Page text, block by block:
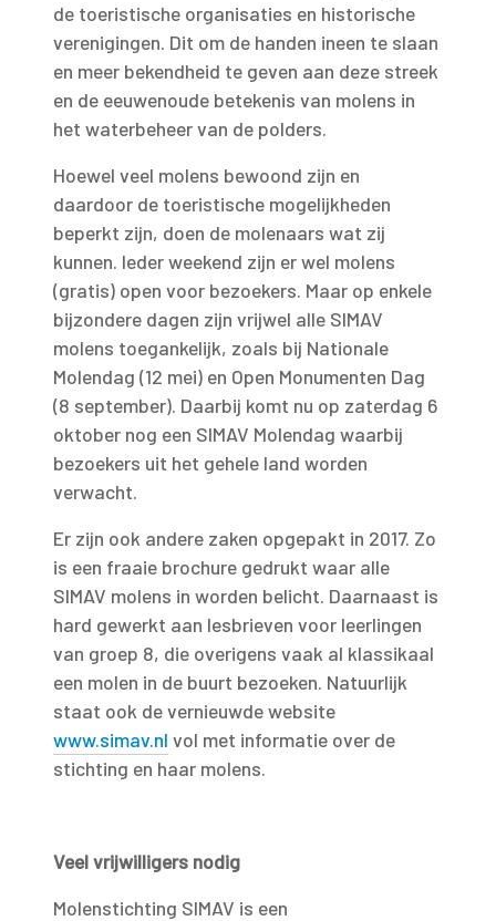
de toeristische organisaties en historische
verenigingen. Dit om de handen ineen te slaan
en meer bekendheid te geven aan deze streek
en de eeuwenoude betekenis van molens in
het waterbeheer van de polders.
Hoewel veel molens bewoond zijn en
daardoor de toeristische mogelijkheden
beperkt zijn, doen de molenaars wat zij
kunnen. Ieder weekend zijn er wel molens
(gratis) open voor bezoekers. Maar op enkele
bijzondere dagen zijn vrijwel alle SIMAV
molens toegankelijk, zoals bij Nationale
Molendag (12 mei) en Open Monumenten Dag
(8 september). Daarbij komt nu op zaterdag 6
oktober nog een SIMAV Molendag waarbij
bezoekers uit het gehele land worden
verwacht.
Er zijn ook andere zaken opgepakt in 2017. Zo
is een fraaie brochure gedrukt waar alle
SIMAV molens in worden belicht. Daarnaast is
hard gewerkt aan lesbrieven voor leerlingen
van groep 8, die overigens vaak al klassikaal
een molen in de buurt bezoeken. Natuurlijk
staat ook de vernieuwde website
www.simav.nl vol met informatie over de
stichting en haar molens.
Veel vrijwilligers nodig
Molenstichting SIMAV is een